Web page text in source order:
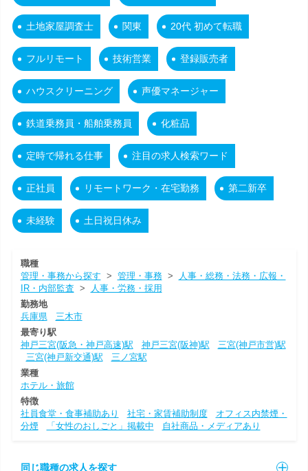
土地家屋調査士 関東 20代 初めて転職
フルリモート 技術営業 登録販売者
ハウスクリーニング 声優マネージャー
鉄道乗務員・船舶乗務員 化粧品
定時で帰れる仕事 注目の求人検索ワード
正社員 リモートワーク・在宅勤務 第二新卒
未経験 土日祝日休み
職種
管理・事務から探す > 管理・事務>
人事・総務・法務・広報・
IR・内部監査 >
人事・労務・採用
勤務地
兵庫県
三木市
最寄り駅
神戸三宮(阪急・神戸高速)駅
神戸三宮(阪神)駅
三宮(神戸市営)駅
三宮(神戸新交通)駅
三ノ宮駅
業種
ホテル・旅館
特徴
社員食堂・食事補助あり
社宅・家賃補助制度
オフィス内禁煙・
分煙
「女性のおしごと」掲載中 自社商品・メディアあり
同じ職種の求人を探す